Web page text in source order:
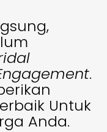
.
Untuk
Anda.